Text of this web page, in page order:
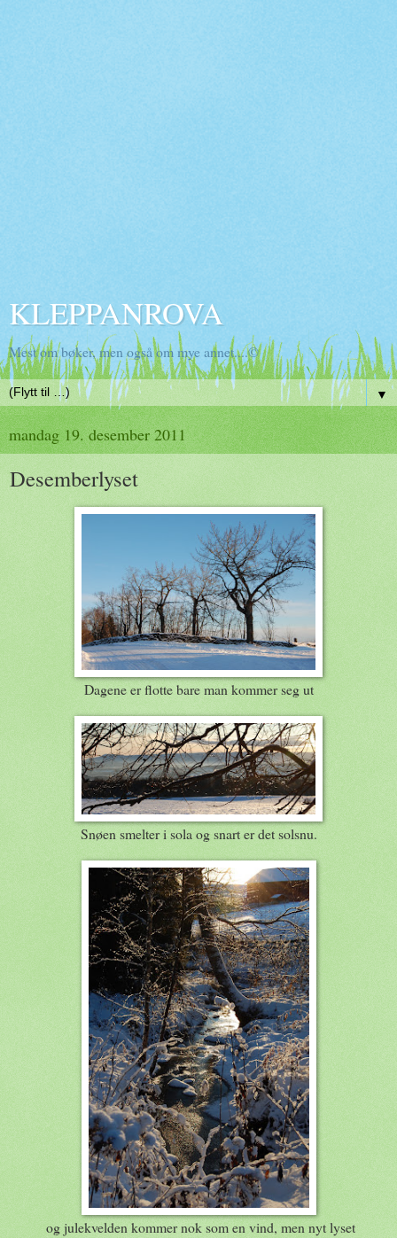
KLEPPANROVA
Mest om bøker, men også om mye annet....©
▼
mandag 19. desember 2011
Desemberlyset
Dagene er flotte bare man kommer seg ut
Snøen smelter i sola og snart er det solsnu.
og julekvelden kommer nok som en vind, men nyt lyset